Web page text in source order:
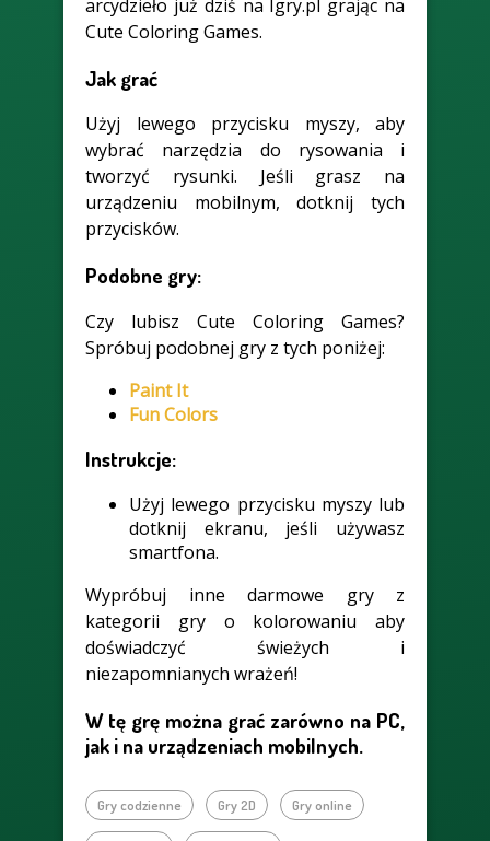
arcydzieło już dziś na Igry.pl grając na
Cute Coloring Games.
Jak grać
Użyj lewego przycisku myszy, aby
wybrać narzędzia do rysowania i
tworzyć rysunki. Jeśli grasz na
urządzeniu mobilnym, dotknij tych
przycisków.
Podobne gry:
Czy lubisz Cute Coloring Games?
Spróbuj podobnej gry z tych poniżej:
Paint It
Fun Colors
Instrukcje:
Użyj lewego przycisku myszy lub
dotknij ekranu, jeśli używasz
smartfona.
Wypróbuj inne darmowe gry z
kategorii gry o kolorowaniu aby
doświadczyć świeżych i
niezapomnianych wrażeń!
W tę grę można grać zarówno na PC,
jak i na urządzeniach mobilnych.
Gry codzienne Gry 2D Gry online